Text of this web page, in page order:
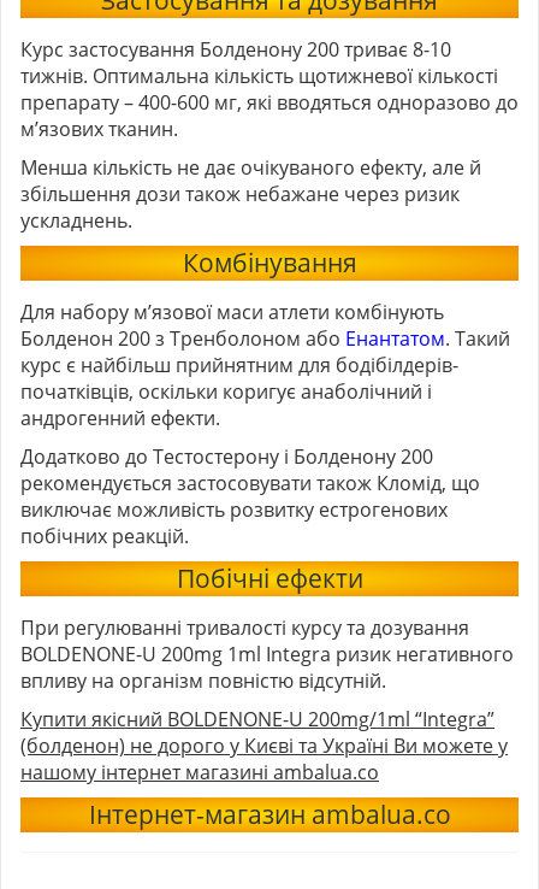
Курс застосування Болденону 200 триває 8-10
тижнів. Оптимальна кількість щотижневої кількості
препарату – 400-600 мг, які вводяться одноразово до
м’язових тканин.
Менша кількість не дає очікуваного ефекту, але й
збільшення дози також небажане через ризик
ускладнень.
Комбінування
Для набору м’язової маси атлети комбінують
Болденон 200 з Тренболоном або Енантатом. Такий
курс є найбільш прийнятним для бодібілдерів-
початківців, оскільки коригує анаболічний і
андрогенний ефекти.
Додатково до Тестостерону і Болденону 200
рекомендується застосовувати також Кломід, що
виключає можливість розвитку естрогенових
побічних реакцій.
Побічні ефекти
При регулюванні тривалості курсу та дозування
BOLDENONE-U 200mg 1ml Integra ризик негативного
впливу на організм повністю відсутній.
Купити якісний BOLDENONE-U 200mg/1ml “Integra”
(болденон) не дорого у Києві та Україні Ви можете у
нашому інтернет магазині ambalua.co
Інтернет-магазин ambalua.co